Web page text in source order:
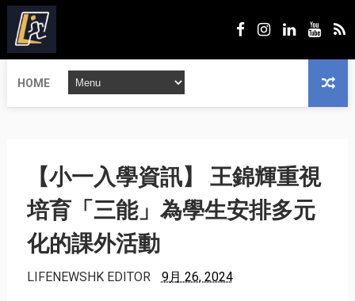
HOME
【小一入學資訊】 王錦輝重視
培育「三能」為學生安排多元
化的課外活動
LIFENEWSHK EDITOR 9月 26, 2024